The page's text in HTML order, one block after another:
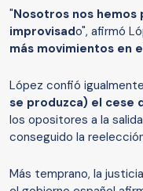
"Nosotros nos
improvisado", afirmó
más movimientos en
López confió
se produzca) el cese
los opositores a la
conseguido la
Más temprano, la